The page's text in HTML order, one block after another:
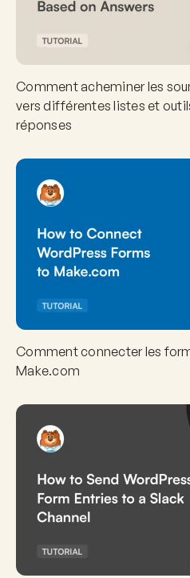
Comment acheminer les
vers différentes listes et
réponses
Comment connecter les
Make.com